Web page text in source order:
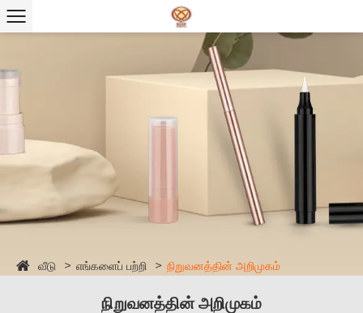
வீடு எங்களைப் பற்றி நிறுவனத்தின் அறிமுகம்
நிறுவனத்தின் அறிமுகம்